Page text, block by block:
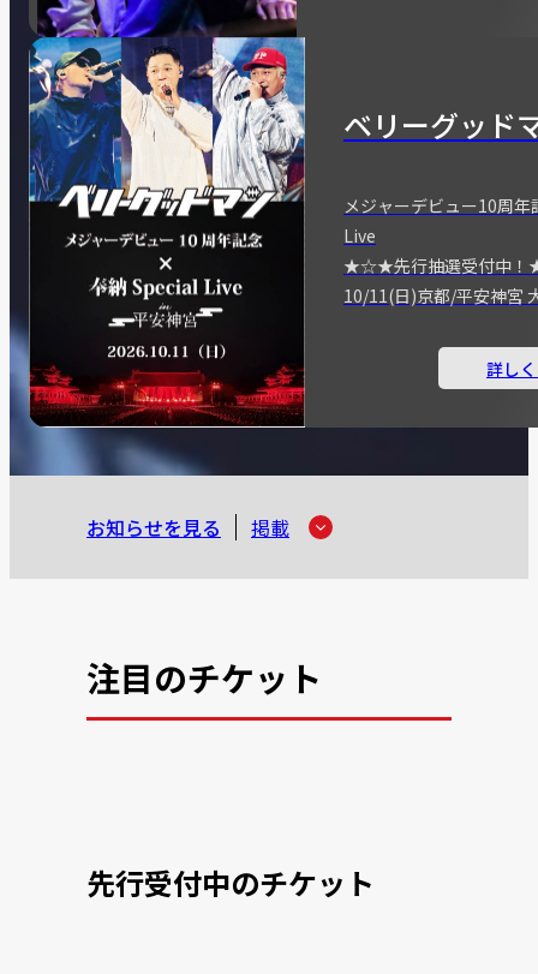
ベリーグッド
メジャーデビュー10周
Live
★☆★先行抽選受付中
10/11(日)京都/平安神宮
詳し
お知らせを見る 掲載
注目のチケット
先行受付中のチケット